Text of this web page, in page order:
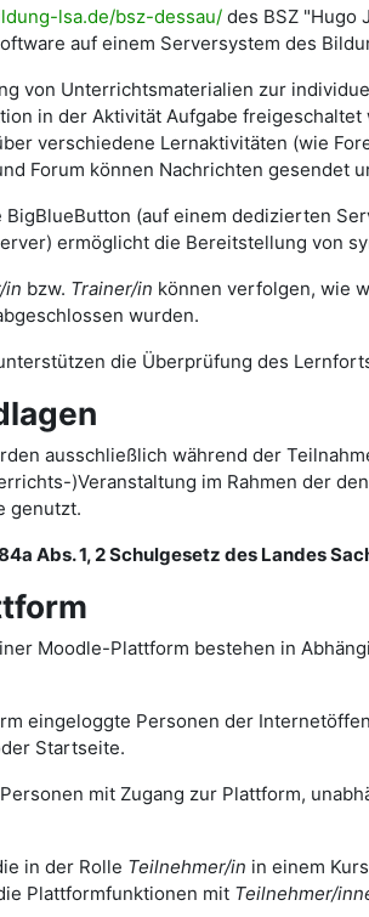
lsa.de/bsz-dessau/ des BSZ "Hugo
auf einem Serversystem des
von Unterrichtsmaterialien zur
in der Aktivität Aufgabe
verschiedene Lernaktivitäten (wie
Forum können Nachrichten gesendet
(auf einem dedizierten
ermöglicht die Bereitstellung von
in bzw. Trainer/in können verfolgen, wie
wurden.
die Überprüfung des
ausschließlich während der
)Veranstaltung im Rahmen der
genutzt.
Abs. 1, 2 Schulgesetz des Landes
Moodle-Plattform bestehen in
eingeloggte Personen der
Startseite.
mit Zugang zur Plattform,
in der Rolle Teilnehmer/in in einem
Plattformfunktionen mit Teilnehmer/